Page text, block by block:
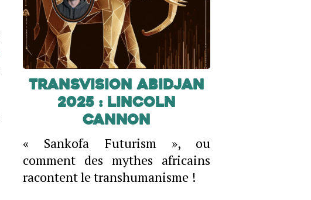
TransVision Abidjan
2025 : Lincoln
Cannon
« Sankofa Futurism », ou
comment des mythes africains
racontent le transhumanisme !